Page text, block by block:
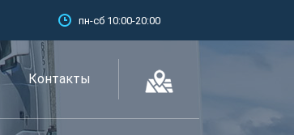
пн-сб 10:00-20:00
Контакты